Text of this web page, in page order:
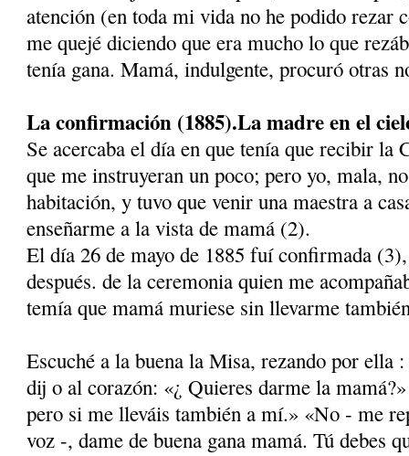
atención (en toda mi vida no he podido rezar
me quejé diciendo que era mucho lo que
tenía gana. Mamá, indulgente, procuró otras
La confirmación (1885).­La madre en el
Se acercaba el día en que tenía que recibir la
que me instruyeran un poco; pero yo, mala,
habitación, y tuvo que venir una maestra a
enseñarme a la vista de mamá (2).
El día 26 de mayo de 1885 fuí confirmada
después. de la ceremonia quien me
temía que mamá muriese sin llevarme
Escuché a la buena la Misa, rezando por ella
dij o al corazón: «¿ Quieres darme la
pero si me lleváis también a mí.» «No - me
voz -, dame de buena gana mamá. Tú de­bes